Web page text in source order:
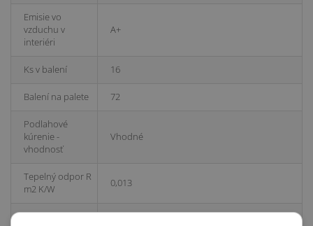
Emisie vo
vzduchu v
interiéri
A+
Ks v balení 16
Balení na palete 72
Podlahové
kúrenie -
vhodnosť
Vhodné
Tepelný odpor R
m2 K/W
0,013
Montáž Plávajúca pokládka alebo Celoplošné lepenie